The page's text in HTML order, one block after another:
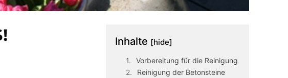
Inhalte [hide]
Vorbereitung für die Reinigung
Reinigung der Betonsteine